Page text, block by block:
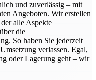
und zuverlässig – mit
Angeboten. Wir erstellen
alle Aspekte
die
So haben Sie jederzeit
verlassen. Egal,
oder Lagerung geht – wir